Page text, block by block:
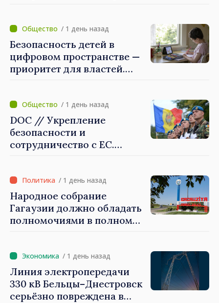
выполнены в
приоритетном режиме
/ 1 день назад
Безопасность детей в
цифровом пространстве —
приоритет для властей.
которые будут их
защищать»
/ 1 день назад
DOC // Укрепление
безопасности и
сотрудничество с ЕС.
обороны на 2024–2034 годы
опубликована в Monitorul
Oficial
/ 1 день назад
Народное собрание
Гагаузии должно обладать
полномочиями в полном
быть свободными и
честными»
/ 1 день назад
Линия электропередачи
330 кВ Бельцы–Днестровск
серьёзно повреждена в